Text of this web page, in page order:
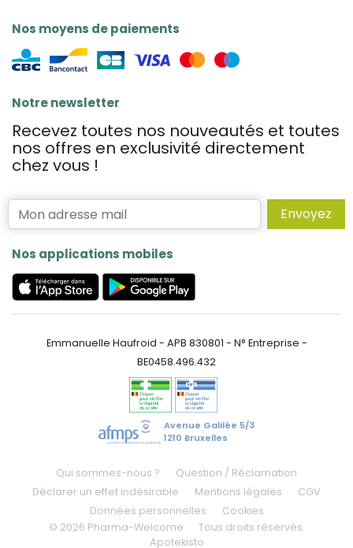
Nos moyens de paiements
Notre newsletter
Recevez toutes nos nouveautés et toutes
nos offres en exclusivité directement
chez vous !
Envoyez
Nos applications mobiles
Emmanuelle Haufroid - APB 830801 - N° Entreprise -
BE0458.496.432
Avenue Galilée 5/3
1210 Bruxelles
Qui sommes-nous ?
Question / Réclamation
Déclarer un effet indésirable
Mentions légales
CGV
Données personnelles
Cookies
© 2026 Pharma-Welcome
Tous droits réservés.
Apotekisto